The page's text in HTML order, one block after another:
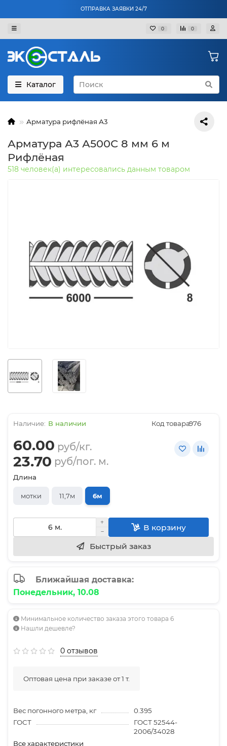
ОТПРАВКА ЗАЯВКИ 24/7
0 0
Каталог
Арматура рифлёная А3
Арматура А3 А500С 8 мм 6 м
Рифлёная
518 человек(а) интересовались данным товаром
В наличии Код товара:976
60.00 руб/кг.
23.70 руб/пог. м.
Длина
мотки 11,7м 6м
В корзину
Быстрый заказ
Ближайшая доставка:
Понедельник, 10.08
Минимальное количество заказа этого товара 6
Нашли дешевле?
0 отзывов
Оптовая цена при заказе от 1 т.
Вес погонного метра, кг
0.395
ГОСТ
ГОСТ 52544-
2006/34028
Все характеристики